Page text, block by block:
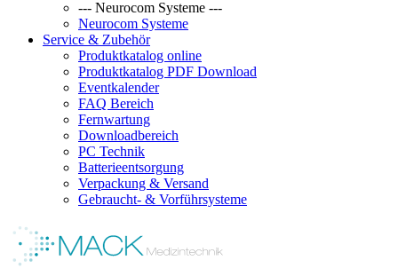
--- Neurocom Systeme ---
Neurocom Systeme
Service & Zubehör
Produktkatalog online
Produktkatalog PDF Download
Eventkalender
FAQ Bereich
Fernwartung
Downloadbereich
PC Technik
Batterieentsorgung
Verpackung & Versand
Gebraucht- & Vorführsysteme